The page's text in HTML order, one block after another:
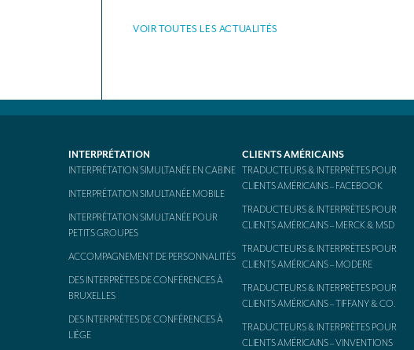
VOIR TOUTES LES ACTUALITÉS
INTERPRÉTATION
INTERPRÉTATION SIMULTANÉE EN CABINE
INTERPRÉTATION SIMULTANÉE MOBILE
INTERPRÉTATION SIMULTANÉE POUR
PETITS GROUPES
ACCOMPAGNEMENT DE PERSONNALITÉS
DES INTERPRÈTES DE CONFÉRENCES À
BRUXELLES
DES INTERPRÈTES DE CONFÉRENCES À
LIÈGE
CLIENTS AMÉRICAINS
TRADUCTEURS & INTERPRÈTES POUR
CLIENTS AMÉRICAINS – FACEBOOK
TRADUCTEURS & INTERPRÈTES POUR
CLIENTS AMÉRICAINS – MERCK & MSD
TRADUCTEURS & INTERPRÈTES POUR
CLIENTS AMÉRICAINS – MODERE
TRADUCTEURS & INTERPRÈTES POUR
CLIENTS AMÉRICAINS – TIFFANY & CO.
TRADUCTEURS & INTERPRÈTES POUR
CLIENTS AMÉRICAINS – VINVENTIONS